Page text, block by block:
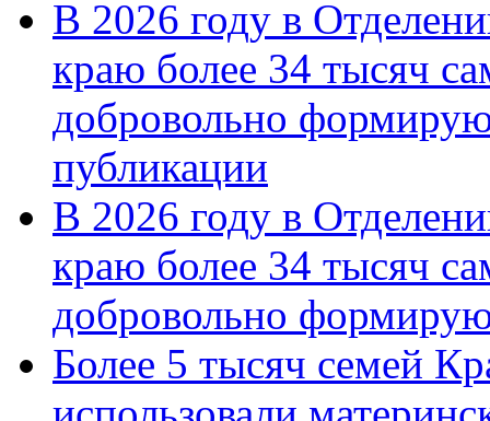
В 2026 году в
краю более 34 тысяч
добровольно
публикации
В 2026 году в
краю более 34 тысяч
добровольно
Более 5 тысяч семей